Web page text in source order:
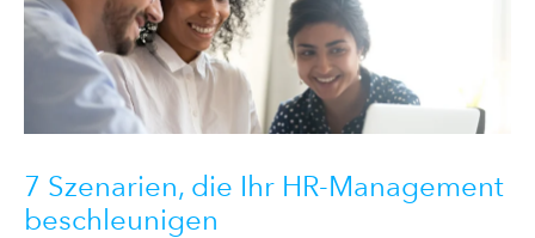
7 Szenarien, die Ihr HR-Management
beschleunigen